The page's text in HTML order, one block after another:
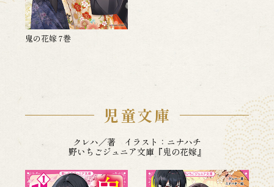
鬼の花嫁 7巻
児童文庫
クレハ／著 イラスト：ニナハチ
野いちごジュニア文庫『鬼の花嫁』